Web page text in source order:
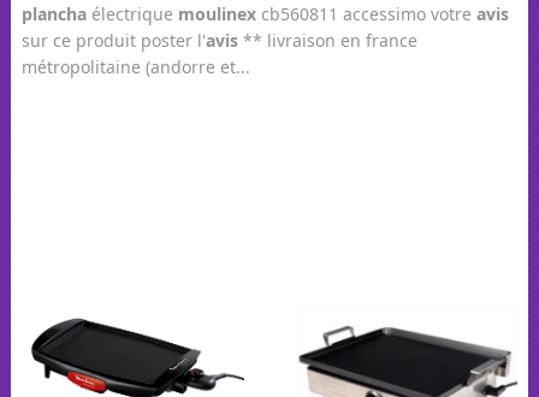
planchaélectrique moulinexcb560811 accessimo votre avis
sur ce produit poster l'avis** livraison en france
métropolitaine (andorre et...